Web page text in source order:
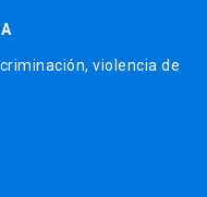
violencia de